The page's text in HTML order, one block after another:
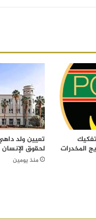
المخدرات
تعيين ولد
لحقوق
منذ يومين